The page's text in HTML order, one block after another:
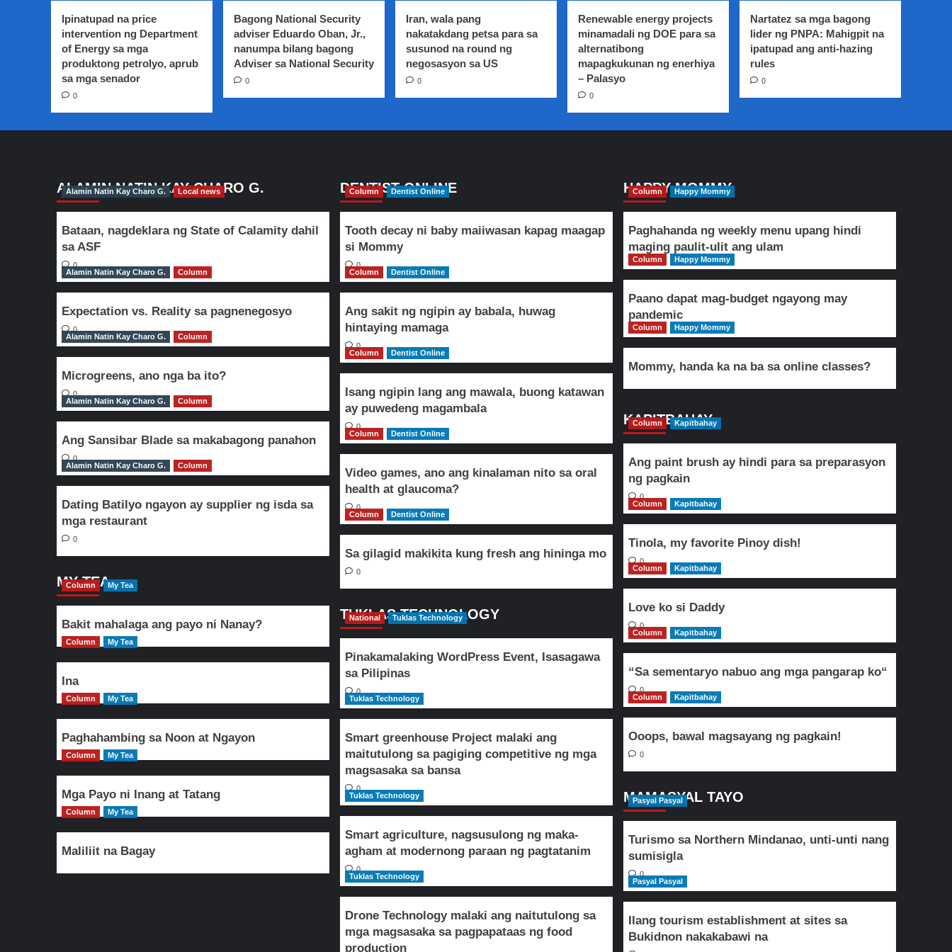
sa
Northern
Samar
na
naapektuhan
nananatili
mga
Evacuation
centers
Ipinatupad na price
intervention ng Department
of Energy sa mga
produktong petrolyo, aprub
sa mga senador
0
Bagong National Security
adviser Eduardo Oban, Jr.,
nanumpa bilang bagong
Adviser sa National Security
0
Iran, wala pang
nakatakdang petsa para sa
susunod na round ng
negosasyon sa US
0
Renewable energy projects
minamadali ng DOE para sa
alternatibong
mapagkukunan ng enerhiya
– Palasyo
0
Nartatez sa mga bagong
lider ng PNPA: Mahigpit na
ipatupad ang anti-hazing
rules
0
ALAMIN NATIN KAY CHARO G.
Alamin Natin Kay Charo G. Local news
Bataan, nagdeklara ng State of Calamity dahil
sa ASF
0
Alamin Natin Kay Charo G.
Column
Expectation vs. Reality sa pagnenegosyo
0
Alamin Natin Kay Charo G.
Column
Microgreens, ano nga ba ito?
0
Alamin Natin Kay Charo G.
Column
Ang Sansibar Blade sa makabagong panahon
0
Alamin Natin Kay Charo G.
Column
Dating Batilyo ngayon ay supplier ng isda sa
mga restaurant
0
MY TEA
Column My Tea
Bakit mahalaga ang payo ni Nanay?
Column My Tea
Ina
Column My Tea
Paghahambing sa Noon at Ngayon
Column My Tea
Mga Payo ni Inang at Tatang
Column My Tea
Maliliit na Bagay
DENTIST ONLINE
Column Dentist Online
Tooth decay ni baby maiiwasan kapag maagap
si Mommy
0
Column
Dentist Online
Ang sakit ng ngipin ay babala, huwag
hintaying mamaga
0
Column
Dentist Online
Isang ngipin lang ang mawala, buong katawan
ay puwedeng magambala
0
Column
Dentist Online
Video games, ano ang kinalaman nito sa oral
health at glaucoma?
0
Column
Dentist Online
Sa gilagid makikita kung fresh ang hininga mo
0
TUKLAS TECHNOLOGY
National Tuklas Technology
Pinakamalaking WordPress Event, Isasagawa
sa Pilipinas
0
Tuklas Technology
Smart greenhouse Project malaki ang
maitutulong sa pagiging competitive ng mga
magsasaka sa bansa
0
Tuklas Technology
Smart agriculture, nagsusulong ng maka-
agham at modernong paraan ng pagtatanim
0
Tuklas Technology
Drone Technology malaki ang naitutulong sa
mga magsasaka sa pagpapataas ng food
production
HAPPY MOMMY
Column Happy Mommy
Paghahanda ng weekly menu upang hindi
maging paulit-ulit ang ulam
Column Happy Mommy
Paano dapat mag-budget ngayong may
pandemic
Column Happy Mommy
Mommy, handa ka na ba sa online classes?
KAPITBAHAY
Column Kapitbahay
Ang paint brush ay hindi para sa preparasyon
ng pagkain
0
Column
Kapitbahay
Tinola, my favorite Pinoy dish!
0
Column
Kapitbahay
Love ko si Daddy
0
Column
Kapitbahay
“Sa sementaryo nabuo ang mga pangarap ko“
0
Column
Kapitbahay
Ooops, bawal magsayang ng pagkain!
0
MAMASYAL TAYO
Pasyal Pasyal
Turismo sa Northern Mindanao, unti-unti nang
sumisigla
0
Pasyal Pasyal
Ilang tourism establishment at sites sa
Bukidnon nakakabawi na